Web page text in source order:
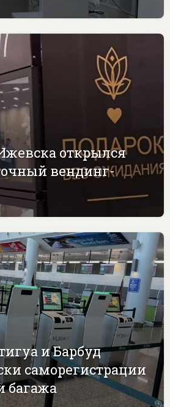
открылся
вендинг-
и Барбуд
саморегистрации
багажа